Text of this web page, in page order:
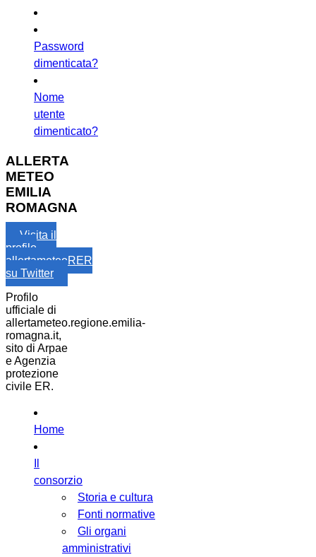
Password
dimenticata?
Nome
utente
dimenticato?
ALLERTA
METEO
EMILIA
ROMAGNA
Visita il
profilo
allertameteoRER
su Twitter
Profilo
ufficiale di
allertameteo.regione.emilia-
romagna.it,
sito di Arpae
e Agenzia
protezione
civile ER.
Home
consorzio
Storia e cultura
Fonti normative
Gli organi
amministrativi